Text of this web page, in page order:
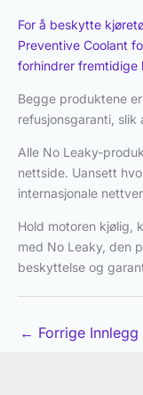
For å beskytte
Preventive Coolant
forhindrer fremtidige
Begge produktene
refusjonsgaranti,
Alle No Leaky-
nettside. Uansett
internasjonale
Hold motoren kjølig,
med No Leaky, den
beskyttelse og
← Forrige Innlegg